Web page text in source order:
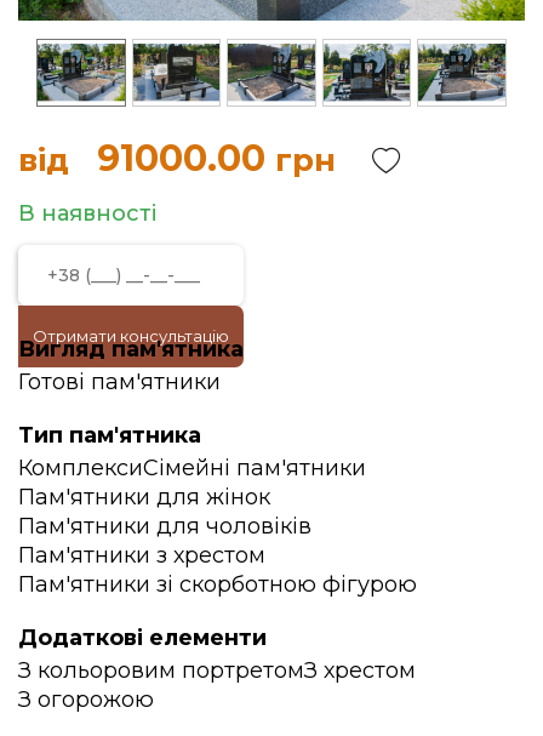
від 91000.00 грн
В наявності
Отримати консультацію
Вигляд пам'ятника
Готові пам'ятники
Тип пам'ятника
КомплексиСімейні пам'ятники
Пам'ятники для жінок
Пам'ятники для чоловіків
Пам'ятники з хрестом
Пам'ятники зі скорботною фігурою
Додаткові елементи
З кольоровим портретомЗ хрестом
З огорожою